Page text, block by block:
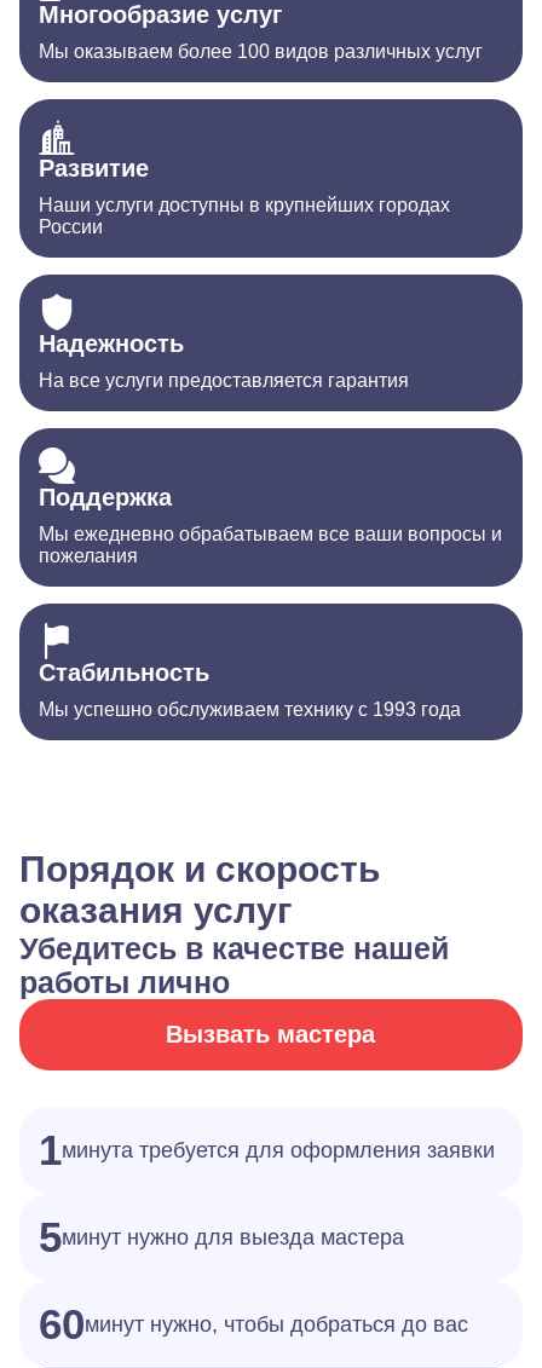
Многообразие услуг
Мы оказываем более 100 видов различных услуг
Развитие
Наши услуги доступны в крупнейших городах
России
Надежность
На все услуги предоставляется гарантия
Поддержка
Мы ежедневно обрабатываем все ваши вопросы и
пожелания
Стабильность
Мы успешно обслуживаем технику с 1993 года
Порядок и скорость
оказания услуг
Убедитесь в качестве нашей
работы лично
Вызвать мастера
1минута требуется для оформления заявки
5минут нужно для выезда мастера
60минут нужно, чтобы добраться до вас